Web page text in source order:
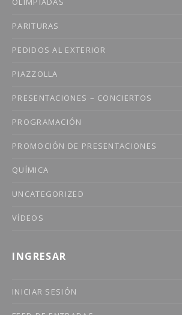
PARITURAS
PEDIDOS AL EXTERIOR
PIAZZOLLA
PRESENTACIONES – CONCIERTOS
PROGRAMACIÓN
PROMOCIÓN DE PRESENTACIONES
QUÍMICA
UNCATEGORIZED
VÍDEOS
INGRESAR
INICIAR SESIÓN